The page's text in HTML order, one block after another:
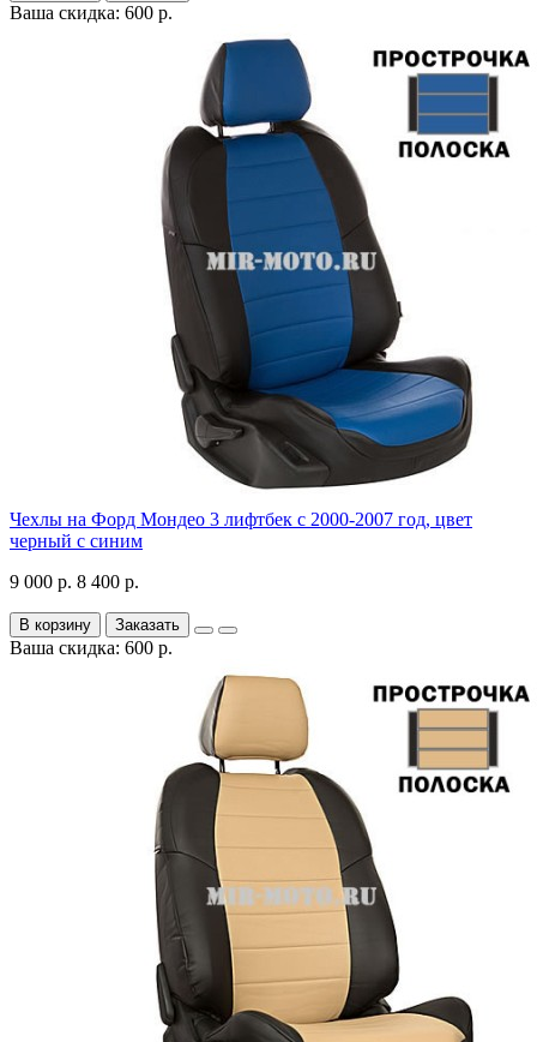
Ваша скидка: 600 р.
Чехлы на Форд Мондео 3 лифтбек с 2000-2007 год, цвет
черный с синим
9 000 р. 8 400 р.
В корзину Заказать
Ваша скидка: 600 р.